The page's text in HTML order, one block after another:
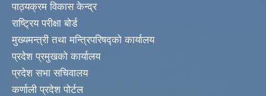
पाठ्यक्रम विकास केन्द्र
राष्ट्रिय परीक्षा बोर्ड
मुख्यमन्त्री तथा मन्त्रिपरिषद्को कार्यालय
प्रदेश प्रमुखको कार्यालय
प्रदेश सभा सचिवालय
कर्णाली प्रदेश पोर्टल